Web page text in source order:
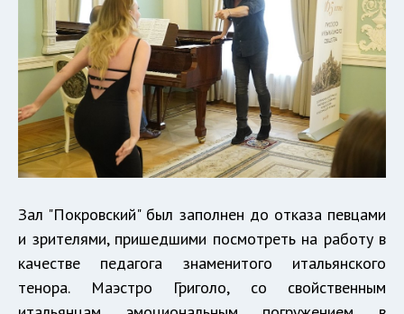
Зал "Покровский" был заполнен до отказа певцами
и зрителями, пришедшими посмотреть на работу в
качестве педагога знаменитого итальянского
тенора. Маэстро Григоло, со свойственным